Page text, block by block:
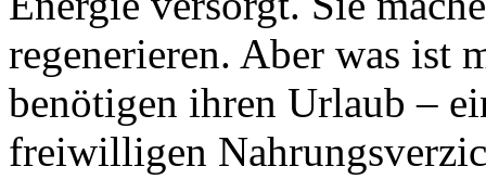
regenerieren. Aber was ist
benötigen ihren Urlaub –
freiwilligen